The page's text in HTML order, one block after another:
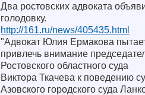
Два ростовских адвоката
голодовку.
http://161.ru/news/405435.html
"Адвокат Юлия Ермакова
привлечь внимание
Ростовского областного суда
Виктора Ткачева к поведению
Азовского городского суда